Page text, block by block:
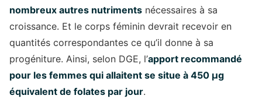
nombreux autres nutriments nécessaires à sa
croissance. Et le corps féminin devrait recevoir en
quantités correspondantes ce qu’il donne à sa
progéniture. Ainsi, selon DGE, l’apport recommandé
pour les femmes qui allaitent se situe à 450 µg
équivalent de folates par jour.